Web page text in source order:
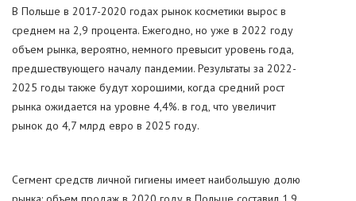
В Польше в 2017-2020 годах рынок косметики вырос в
среднем на 2,9 процента. Ежегодно, но уже в 2022 году
объем рынка, вероятно, немного превысит уровень года,
предшествующего началу пандемии. Результаты за 2022-
2025 годы также будут хорошими, когда средний рост
рынка ожидается на уровне 4,4%. в год, что увеличит
рынок до 4,7 млрд евро в 2025 году.
Сегмент средств личной гигиены имеет наибольшую долю